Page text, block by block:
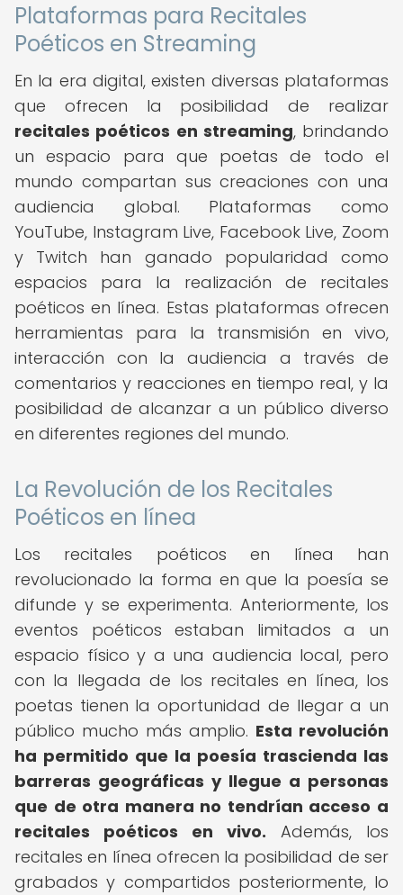
Plataformas para Recitales
Poéticos en Streaming
En la era digital, existen diversas plataformas
que ofrecen la posibilidad de realizar
recitales poéticos en streaming, brindando
un espacio para que poetas de todo el
mundo compartan sus creaciones con una
audiencia global. Plataformas como
YouTube, Instagram Live, Facebook Live, Zoom
y Twitch han ganado popularidad como
espacios para la realización de recitales
poéticos en línea. Estas plataformas ofrecen
herramientas para la transmisión en vivo,
interacción con la audiencia a través de
comentarios y reacciones en tiempo real, y la
posibilidad de alcanzar a un público diverso
en diferentes regiones del mundo.
La Revolución de los Recitales
Poéticos en línea
Los recitales poéticos en línea han
revolucionado la forma en que la poesía se
difunde y se experimenta. Anteriormente, los
eventos poéticos estaban limitados a un
espacio físico y a una audiencia local, pero
con la llegada de los recitales en línea, los
poetas tienen la oportunidad de llegar a un
público mucho más amplio. Esta revolución
ha permitido que la poesía trascienda las
barreras geográficas y llegue a personas
que de otra manera no tendrían acceso a
recitales poéticos en vivo. Además, los
recitales en línea ofrecen la posibilidad de ser
grabados y compartidos posteriormente, lo